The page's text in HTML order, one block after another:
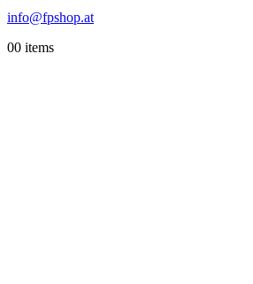
info@fpshop.at
00 items